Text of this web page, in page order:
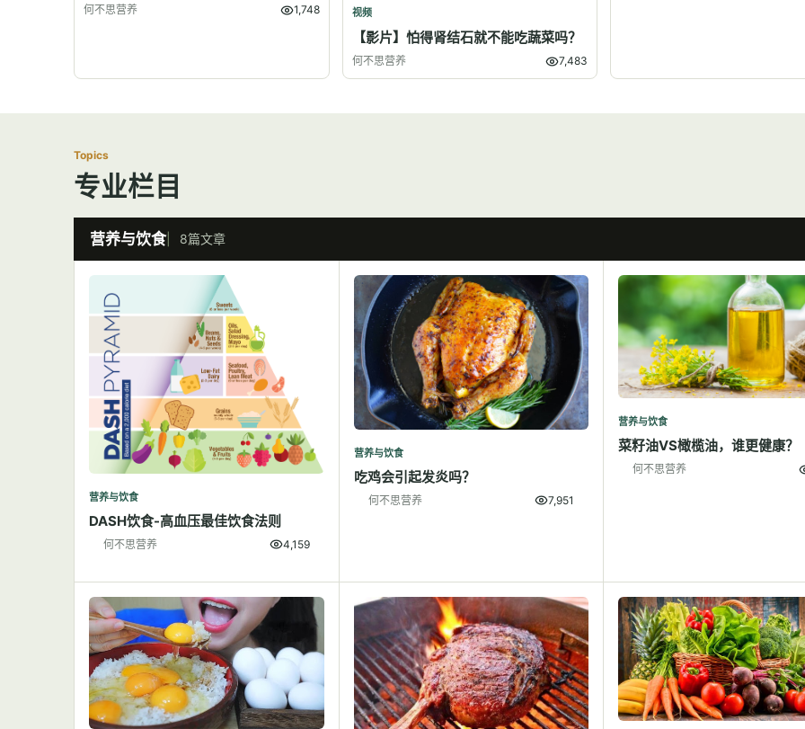
何不思营养 1,748 视频
【影片】怕得肾结石就不能吃蔬菜吗？
何不思营养 7,483
Topics
专业栏目
营养与饮食 8篇文章
营养与饮食
DASH饮食-高血压最佳饮食法则
何不思营养 4,159
营养与饮食
吃鸡会引起发炎吗？
何不思营养 7,951
营养与饮食
菜籽油VS橄榄油，谁更健康？
何不思营养